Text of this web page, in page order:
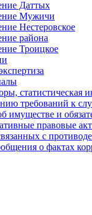
Даттых
Мужичи
Нестеровское
района
Троицкое
статистическая
требований к
имуществе и
правовые
с
о фактах